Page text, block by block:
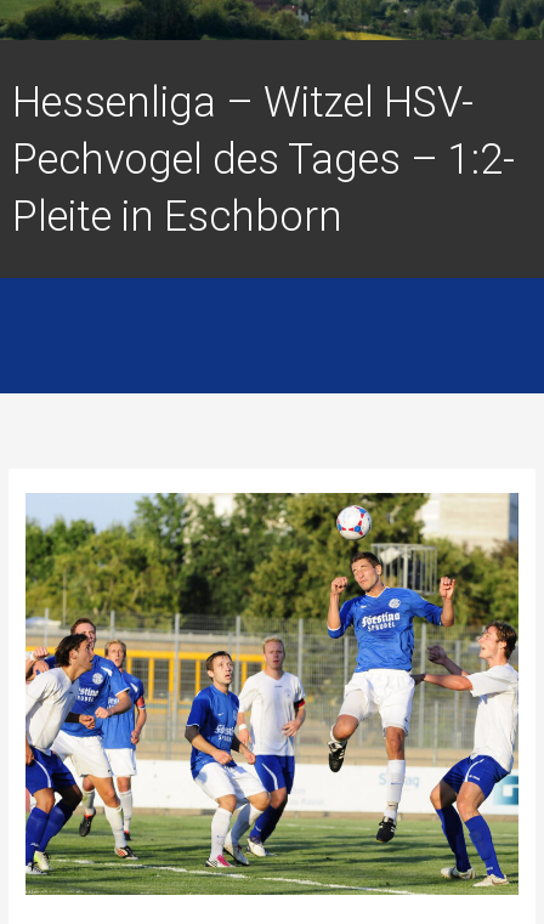
Hessenliga – Witzel HSV-
Pechvogel des Tages – 1:2-
Pleite in Eschborn